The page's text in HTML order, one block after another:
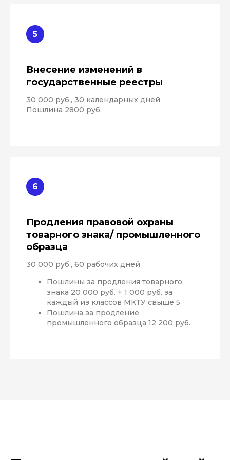
Внесение изменений в
государственные реестры
30 000 руб., 30 календарных дней
Пошлина 2800 руб.
Продления правовой охраны
товарного знака/ промышленного
образца
30 000 руб., 60 рабочих дней
Пошлины за продления товарного
знака 20 000 руб. + 1 000 руб. за
каждый из классов МКТУ свыше 5
Пошлина за продление
промышленного образца 12 200 руб.
патентно-юридическую фирму «Афонин,
Божор и партнеры» за комплексную
помощь с интеллектуальной
собственностью, регистрацию серии
товарных знаков и нескольких модулей
программного обеспечения, а также